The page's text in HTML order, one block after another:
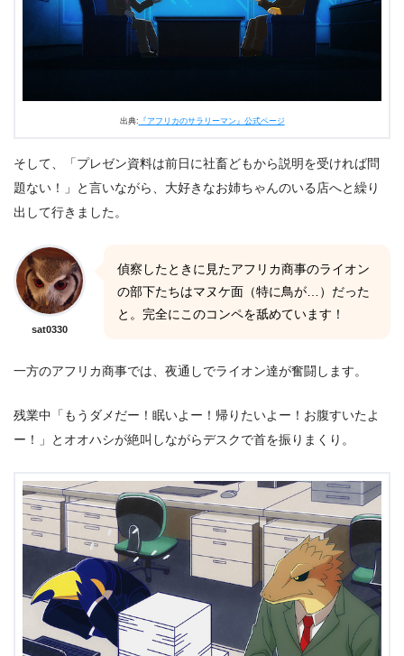
出典: 『アフリカのサラリーマン』公式ページ
そして、「プレゼン資料は前日に社畜どもから説明を受ければ問
題ない！」と言いながら、大好きなお姉ちゃんのいる店へと繰り
出して行きました。
sat0330
偵察したときに見たアフリカ商事のライオン
の部下たちはマヌケ面（特に鳥が…）だった
と。完全にこのコンペを舐めています！
一方のアフリカ商事では、夜通しでライオン達が奮闘します。
残業中「もうダメだー！眠いよー！帰りたいよー！お腹すいたよ
ー！」とオオハシが絶叫しながらデスクで首を振りまくり。